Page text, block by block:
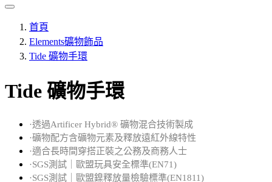
首頁
Elements礦物飾品
Tide 礦物手環
Tide 礦物手環
·透過Artificer Hybrid® 礦物混合技術製成
·礦物配方含礦物元素及釋放遠紅外線特性
·適合長時間穿搭正裝之公務及商務人士
·SGS測試｜歐盟玩具安全標準(EN71)
·SGS測試｜歐盟鎳釋放量檢驗標準(EN1811)